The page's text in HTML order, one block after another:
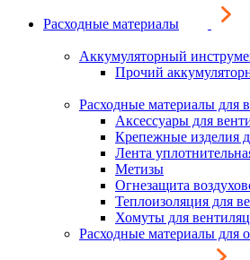
Расходные материалы
Аккумуляторный
Прочий
Расходные материалы для
Аксессуары для
Крепежные изделия
Лента
Метизы
Огнезащита
Теплоизоляция для
Хомуты для
Расходные материалы для